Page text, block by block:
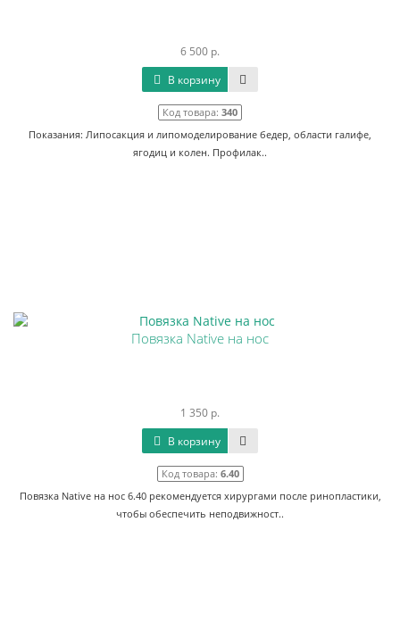
6 500 р.
В корзину
Код товара: 340
Показания: Липосакция и липомоделирование бедер, области галифе,
ягодиц и колен. Профилак..
Повязка Native на нос
1 350 р.
В корзину
Код товара: 6.40
Повязка Native на нос 6.40 рекомендуется хирургами после ринопластики,
чтобы обеспечить неподвижност..